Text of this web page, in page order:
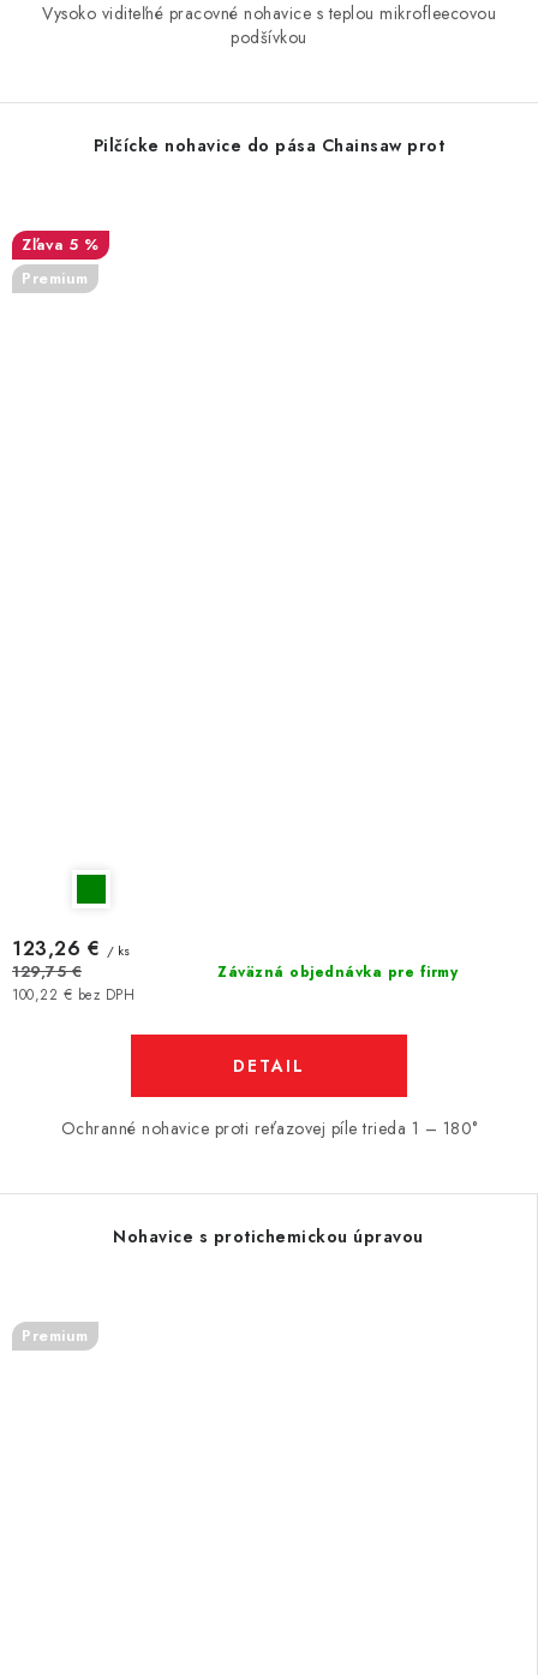
Vysoko viditeľné pracovné nohavice s teplou mikrofleecovou
podšívkou
Pilčícke nohavice do pása Chainsaw prot
5 %
Premium
Záväzná objednávka pre firmy
100,22 € bez DPH
123,26 € / ks
129,75 €
DETAIL
Ochranné nohavice proti reťazovej píle trieda 1 – 180°
Nohavice s protichemickou úpravou
Premium